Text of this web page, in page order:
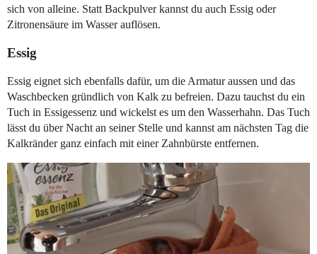
sich von alleine. Statt Backpulver kannst du auch Essig oder
Zitronensäure im Wasser auflösen.
Essig
Essig eignet sich ebenfalls dafür, um die Armatur aussen und das
Waschbecken gründlich von Kalk zu befreien. Dazu tauchst du ein
Tuch in Essigessenz und wickelst es um den Wasserhahn. Das Tuch
lässt du über Nacht an seiner Stelle und kannst am nächsten Tag die
Kalkränder ganz einfach mit einer Zahnbürste entfernen.